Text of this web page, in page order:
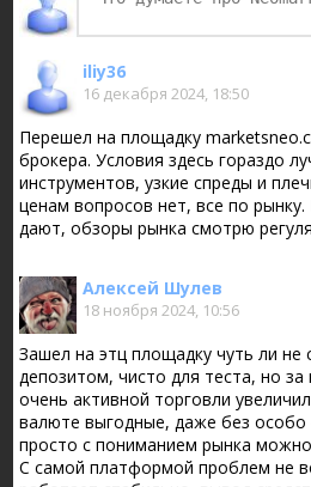
iliy36
16 декабря 2024, 18:50
Перешел на площадку
брокера. Условия здесь гораздо
инструментов, узкие спреды и
ценам вопросов нет, все по
дают, обзоры рынка смотрю
Алексей Шулев
18 ноября 2024, 10:56
Зашел на этц площадку чуть ли
депозитом, чисто для теста, но за
очень активной торговли
валюте выгодные, даже без особо
просто с пониманием рынка
С самой платформой проблем не